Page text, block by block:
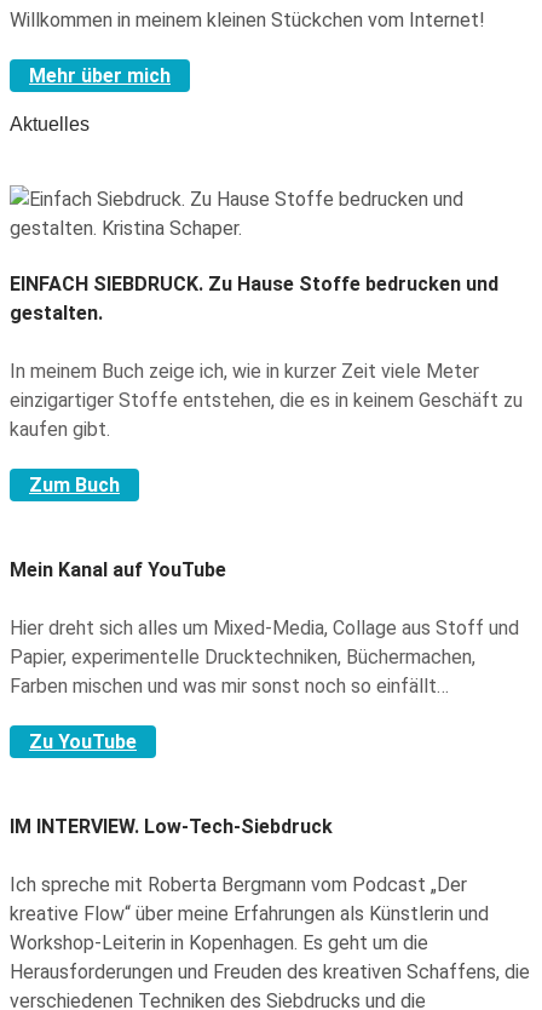
Willkommen in meinem kleinen Stückchen vom Internet!
Mehr über mich
Aktuelles
EINFACH SIEBDRUCK. Zu Hause Stoffe bedrucken und
gestalten.
In meinem Buch zeige ich, wie in kurzer Zeit viele Meter
einzigartiger Stoffe entstehen, die es in keinem Geschäft zu
kaufen gibt.
Zum Buch
Mein Kanal auf YouTube
Hier dreht sich alles um Mixed-Media, Collage aus Stoff und
Papier, experimentelle Drucktechniken, Büchermachen,
Farben mischen und was mir sonst noch so einfällt…
Zu YouTube
IM INTERVIEW. Low-Tech-Siebdruck
Ich spreche mit Roberta Bergmann vom Podcast „Der
kreative Flow“ über meine Erfahrungen als Künstlerin und
Workshop-Leiterin in Kopenhagen. Es geht um die
Herausforderungen und Freuden des kreativen Schaffens, die
verschiedenen Techniken des Siebdrucks und die